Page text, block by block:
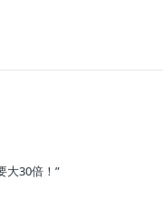
大30倍！”